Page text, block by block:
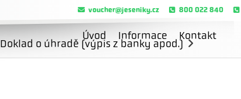
voucher@jeseniky.cz 800 022 840
Úvod Informace Kontakt
Doklad o úhradě (výpis z banky apod.)